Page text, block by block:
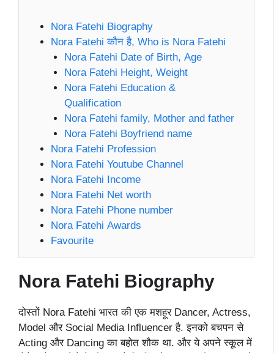
Nora Fatehi Biography
Nora Fatehi कौन है, Who is Nora Fatehi
Nora Fatehi Date of Birth, Age
Nora Fatehi Height, Weight
Nora Fatehi Education &
Qualification
Nora Fatehi family, Mother and father
Nora Fatehi Boyfriend name
Nora Fatehi Profession
Nora Fatehi Youtube Channel
Nora Fatehi Income
Nora Fatehi Net worth
Nora Fatehi Phone number
Nora Fatehi Awards
Favourite
Nora Fatehi Biography
दोस्तों Nora Fatehi भारत की एक मशहूर Dancer, Actress,
Model और Social Media Influencer है. इनको बचपन से
Acting और Dancing का बहोत शौक था. और ये अपने स्कूल में